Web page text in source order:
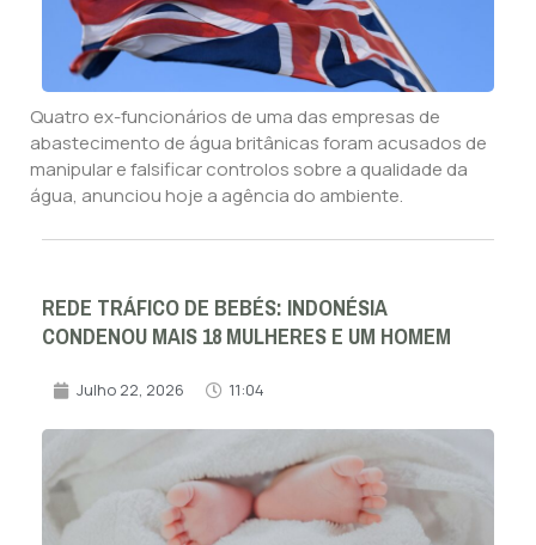
Quatro ex-funcionários de uma das empresas de
abastecimento de água britânicas foram acusados de
manipular e falsificar controlos sobre a qualidade da
água, anunciou hoje a agência do ambiente.
REDE TRÁFICO DE BEBÉS: INDONÉSIA
CONDENOU MAIS 18 MULHERES E UM HOMEM
Julho 22, 2026 11:04